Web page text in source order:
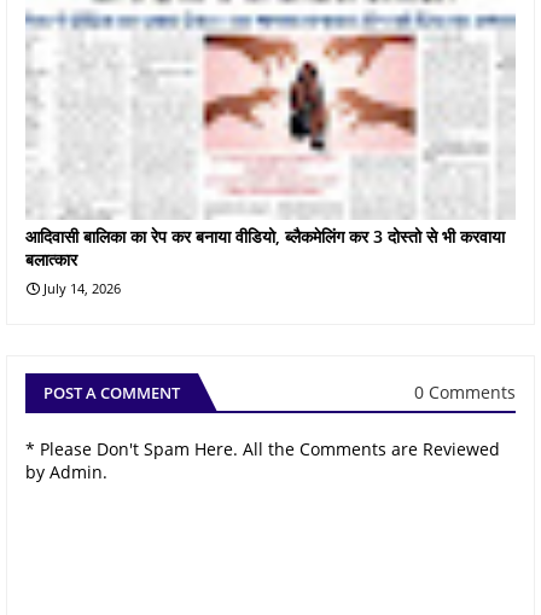
आदिवासी बालिका का रेप कर बनाया वीडियो, ब्लैकमेलिंग कर 3 दोस्तो से भी करवाया
बलात्कार
July 14, 2026
POST A COMMENT 0 Comments
* Please Don't Spam Here. All the Comments are Reviewed
by Admin.